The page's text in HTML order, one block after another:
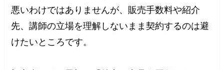
悪いわけではありませんが、販売手数料や紹介
先、講師の立場を理解しないまま契約するのは避
けたいところです。